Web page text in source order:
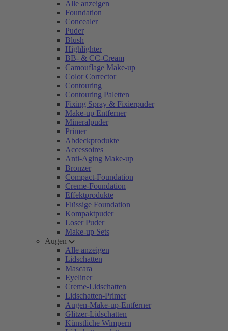
Alle anzeigen
Foundation
Concealer
Puder
Blush
Highlighter
BB- & CC-Cream
Camouflage Make-up
Color Corrector
Contouring
Contouring Paletten
Fixing Spray & Fixierpuder
Make-up Entferner
Mineralpuder
Primer
Abdeckprodukte
Accessoires
Anti-Aging Make-up
Bronzer
Compact-Foundation
Creme-Foundation
Effektprodukte
Flüssige Foundation
Kompaktpuder
Loser Puder
Make-up Sets
Augen
Alle anzeigen
Lidschatten
Mascara
Eyeliner
Creme-Lidschatten
Lidschatten-Primer
Augen-Make-up-Entferner
Glitzer-Lidschatten
Künstliche Wimpern